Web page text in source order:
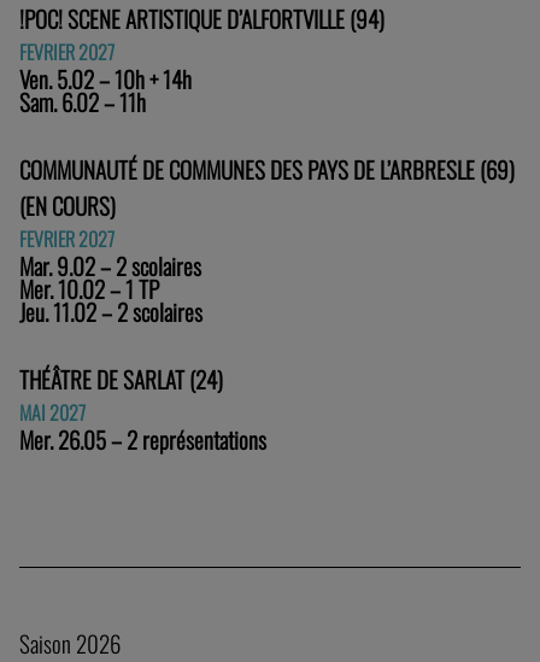
!POC! SCENE ARTISTIQUE D’ALFORTVILLE (94)
FEVRIER 2027
Ven. 5.02 – 10h + 14h
Sam. 6.02 – 11h
COMMUNAUTÉ DE COMMUNES DES PAYS DE L’ARBRESLE (69)
(EN COURS)
FEVRIER 2027
Mar. 9.02 – 2 scolaires
Mer. 10.02 – 1 TP
Jeu. 11.02 – 2 scolaires
THÉÂTRE DE SARLAT (24)
MAI 2027
Mer. 26.05 – 2 représentations
Saison 2026